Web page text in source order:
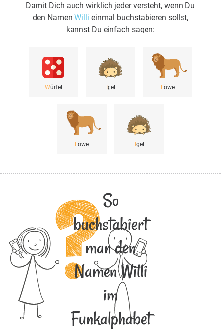
Damit Dich auch wirklich jeder versteht, wenn Du
den Namen Willi einmal buchstabieren sollst,
kannst Du einfach sagen:
Würfel gel Löwe
Löwe gel
So
buchstabiert
man den
Namen Willi
im
Funkalphabet